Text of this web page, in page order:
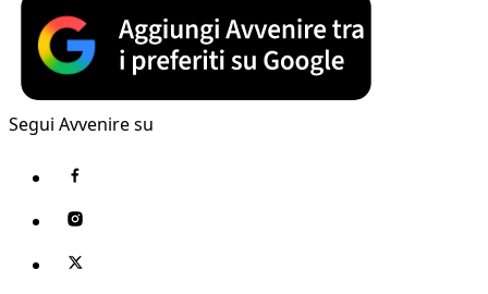
Segui Avvenire su